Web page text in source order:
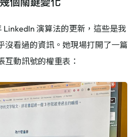
LinkedIn 演算法的更新，這些是我
沒看過的資訊。她現場打開了一篇
互動訊號的權重表：